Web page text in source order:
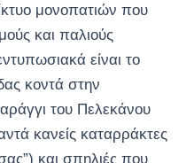
μονοπατιών που
και παλιούς
είναι το
κοντά στην
του Πελεκάνου
κανείς καταρράκτες
και σπηλιές που